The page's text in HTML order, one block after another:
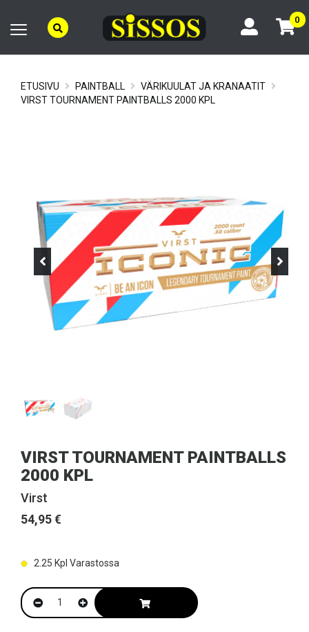
0
ETUSIVU PAINTBALL
VÄRIKUULAT JA KRANAATIT
VIRST TOURNAMENT PAINTBALLS 2000 KPL
VIRST TOURNAMENT PAINTBALLS
2000 KPL
Virst
54,95 €
2.25 Kpl Varastossa